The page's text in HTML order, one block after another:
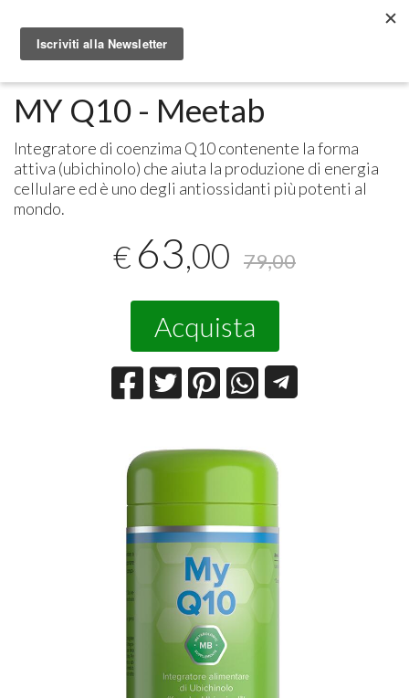
MY Q10 - Meetab
Integratore di coenzima Q10 contenente la forma
attiva (ubichinolo) che aiuta la produzione di energia
cellulare ed è uno degli antiossidanti più potenti al
mondo.
€ 63,00 79,00
Acquista